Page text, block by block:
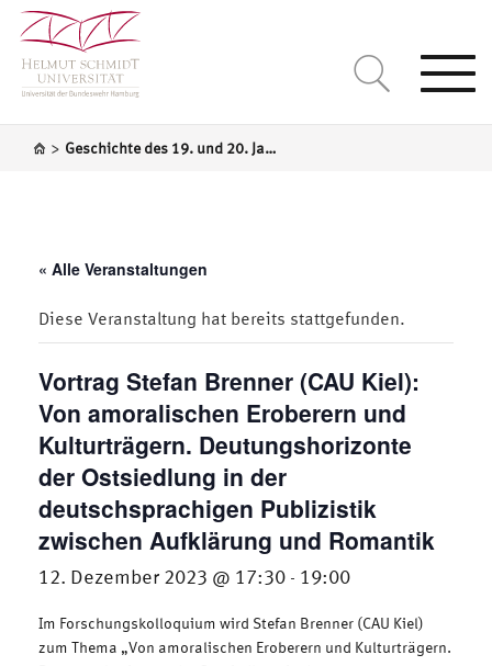
> Geschichte des 19. und 20. Jahrhundert / Mittel- und Osteuropa
« Alle Veranstaltungen
Diese Veranstaltung hat bereits stattgefunden.
Vortrag Stefan Brenner (CAU Kiel):
Von amoralischen Eroberern und
Kulturträgern. Deutungshorizonte
der Ostsiedlung in der
deutschsprachigen Publizistik
zwischen Aufklärung und Romantik
12. Dezember 2023 @ 17:30 - 19:00
Im Forschungskolloquium wird Stefan Brenner (CAU Kiel)
zum Thema „Von amoralischen Eroberern und Kulturträgern.